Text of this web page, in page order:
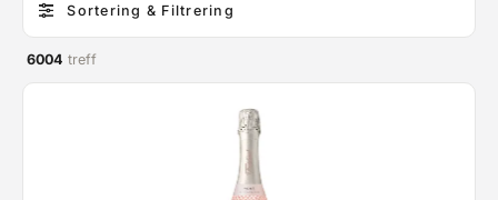
Sortering & Filtrering
6004 treff